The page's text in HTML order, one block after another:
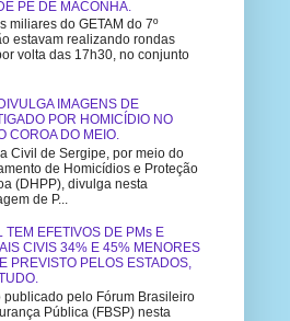
PÉ DE MACONHA.
miliares do GETAM do 7º
estavam realizando rondas
volta das 17h30, no conjunto
IMAGENS DE
POR HOMICÍDIO NO
COROA DO MEIO.
Civil de Sergipe, por meio do
de Homicídios e Proteção
(DHPP), divulga nesta
de P...
TEM EFETIVOS DE PMs E
CIVIS 34% E 45% MENORES
PREVISTO PELOS ESTADOS,
publicado pelo Fórum Brasileiro
Pública (FBSP) nesta